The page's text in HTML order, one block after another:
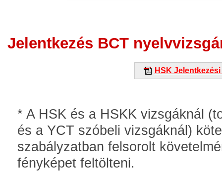
Jelentkezés BCT
HSK
* A HSK és a HSKK vizsgáknál
és a YCT szóbeli vizsgáknál)
szabályzatban felsorolt
fényképet feltölteni.